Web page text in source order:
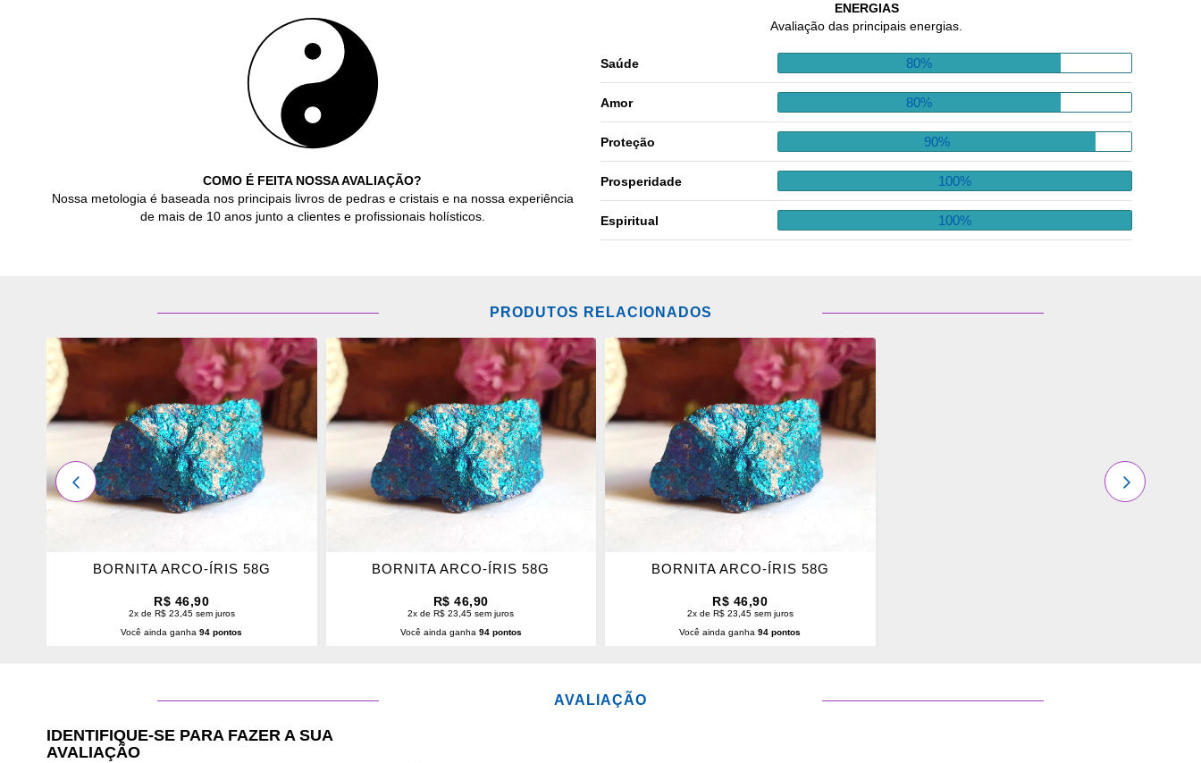
COMO É FEITA NOSSA AVALIAÇÃO?
Nossa metologia é baseada nos principais livros de pedras e cristais e na nossa experiência
de mais de 10 anos junto a clientes e profissionais holísticos.
ENERGIAS
Avaliação das principais energias.
Saúde 80%
Amor 80%
Proteção 90%
Prosperidade 100%
Espiritual 100%
PRODUTOS RELACIONADOS
FAVORITOS
BORNITA ARCO-ÍRIS 58G
R$ 46,90
2x de R$ 23,45 sem juros
Você ainda ganha94 pontos
FAVORITOS
BORNITA ARCO-ÍRIS 58G
R$ 46,90
2x de R$ 23,45 sem juros
Você ainda ganha 94 pontos
FAVORITOS
BORNITA ARCO-ÍRIS 58G
R$ 46,90
2x de R$ 23,45 sem juros
Você ainda ganha94 pontos
PRÓXIMO
ANTERIOR
AVALIAÇÃO
IDENTIFIQUE-SE PARA FAZER A SUA
AVALIAÇÃO